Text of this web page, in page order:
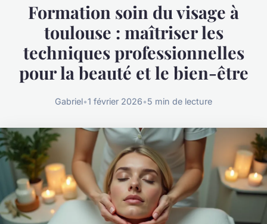
Formation soin du visage à
toulouse : maîtriser les
techniques professionnelles
pour la beauté et le bien-être
Gabriel•1 février 2026•5 min de lecture